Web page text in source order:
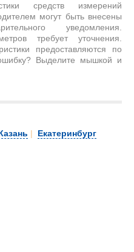
средств измерений
могут быть внесены
уведомления.
требует уточнения.
предоставляются по
Выделите мышкой и
| Екатеринбург